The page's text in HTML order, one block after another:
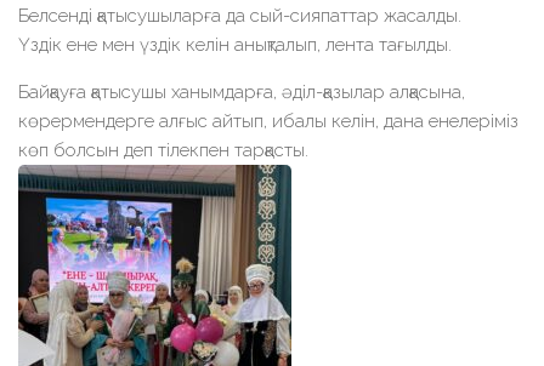
Белсенді қатысушыларға да сый-сияпаттар жасалды.
Үздік ене мен үздік келін анықталып, лента тағылды.
Байқауға қатысушы ханымдарға, әділ-қазылар алқасына,
көрермендерге алғыс айтып, ибалы келін, дана енелеріміз
көп болсын деп тілекпен тарқасты.